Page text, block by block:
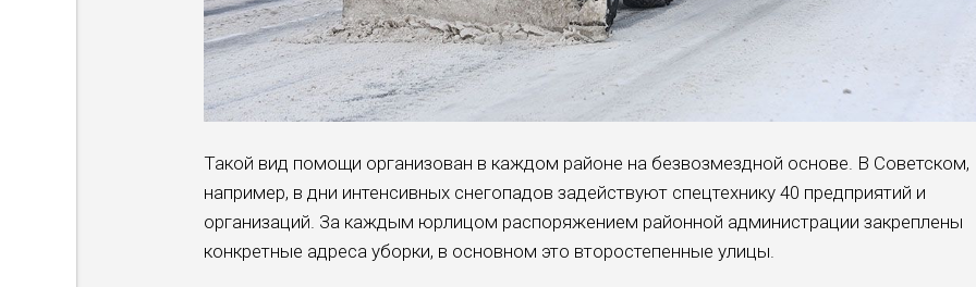
Такой вид помощи организован в каждом районе на безвозмездной основе. В Советском,
например, в дни интенсивных снегопадов задействуют спецтехнику 40 предприятий и
организаций. За каждым юрлицом распоряжением районной администрации закреплены
конкретные адреса уборки, в основном это второстепенные улицы.